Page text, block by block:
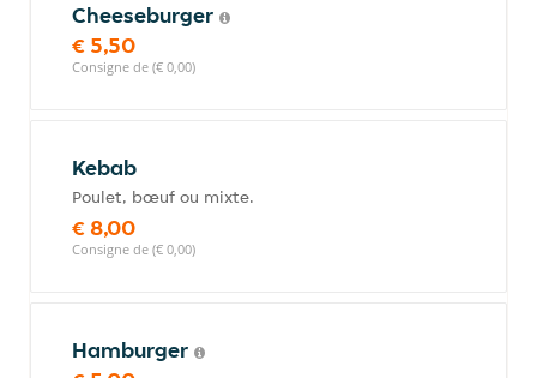
Cheeseburger
€ 5,50
Consigne de (€ 0,00)
Kebab
Poulet, bœuf ou mixte.
€ 8,00
Consigne de (€ 0,00)
Hamburger